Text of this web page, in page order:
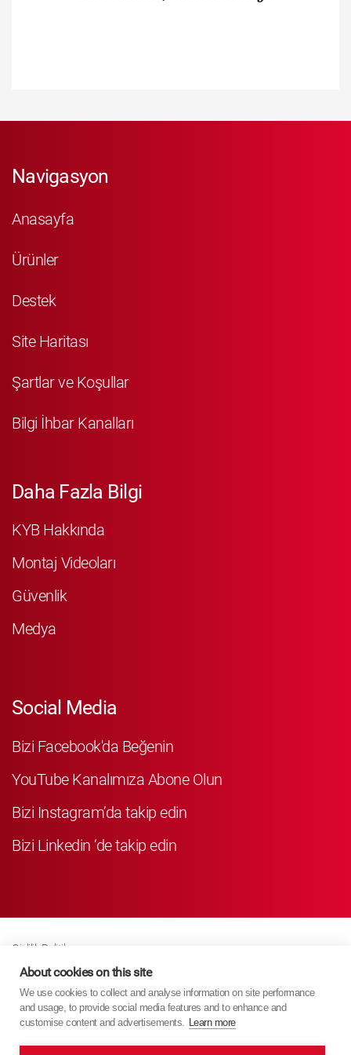
Navigasyon
Anasayfa
Ürünler
Destek
Site Haritası
Şartlar ve Koşullar
Bilgi İhbar Kanalları
Daha Fazla Bilgi
KYB Hakkında
Montaj Videoları
Güvenlik
Medya
Social Media
Bizi Facebook'da Beğenin
YouTube Kanalımıza Abone Olun
Bizi Instagram’da takip edin
Bizi Linkedin ‘de takip edin
Gizlilik Politikası
Business Partner Privacy
Çerez Poli̇ti̇kasi
Modern Slavery Act Policy
About cookies on this site
We use cookies to collect and analyse information on site performance
and usage, to provide social media features and to enhance and
customise content and advertisements. Learn more